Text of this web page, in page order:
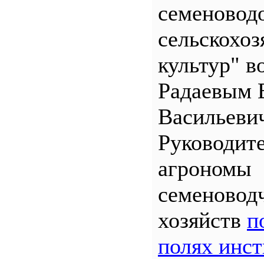
культур"
Радаевым
агрономы
хозяйств
полях